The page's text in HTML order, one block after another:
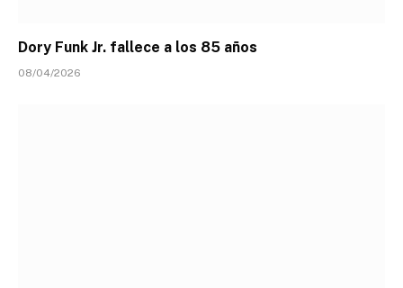
Dory Funk Jr. fallece a los 85 años
08/04/2026